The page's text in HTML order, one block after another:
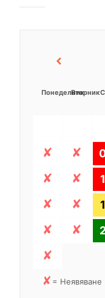
ПонеделникВторник
= Неявяване